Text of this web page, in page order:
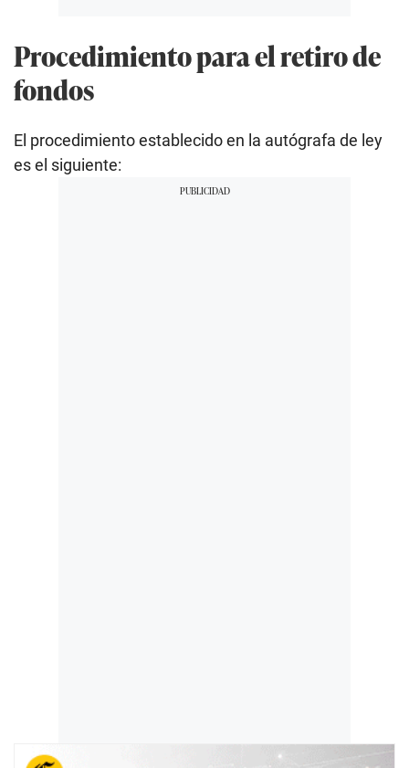
Procedimiento para el retiro de
fondos
El procedimiento establecido en la autógrafa de ley
es el siguiente: